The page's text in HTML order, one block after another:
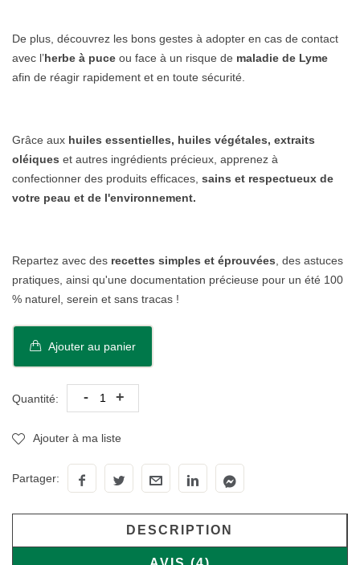
De plus, découvrez les bons gestes à adopter en cas de contact
avec l’herbe à puce ou face à un risque de maladie de Lyme
afin de réagir rapidement et en toute sécurité.
Grâce aux huiles essentielles, huiles végétales, extraits
oléiques et autres ingrédients précieux, apprenez à
confectionner des produits efficaces, sains et respectueux de
votre peau et de l'environnement.
Repartez avec des recettes simples et éprouvées , des astuces
pratiques, ainsi qu'une documentation précieuse pour un été 100
% naturel, serein et sans tracas !
Ajouter au panier
Quantité: - +
Ajouter à ma liste
Partager:
DESCRIPTION